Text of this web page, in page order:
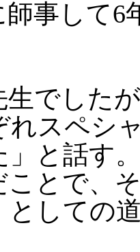
師事して6
でした
れスペシ
」と話す
ことで、
としての